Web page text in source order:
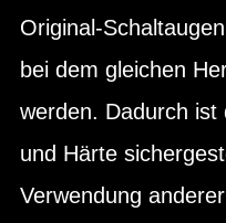
Original-
bei dem gleichen
werden. Dadurch
und Härte
Verwendung